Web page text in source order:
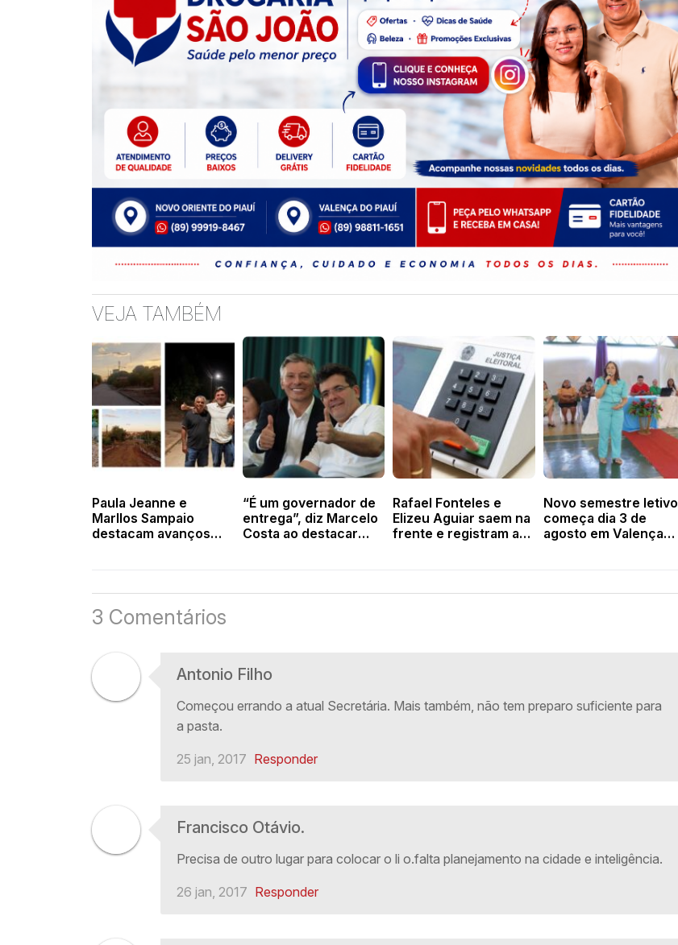
VEJA TAMBÉM
Paula Jeanne e
Marllos Sampaio
destacam avanços
“É um governador de
entrega”, diz Marcelo
Costa ao destacar
Rafael Fonteles e
Elizeu Aguiar saem na
frente e registram as
Novo semestre letivo
começa dia 3 de
agosto em Valença
3 Comentários
Antonio Filho
Começou errando a atual Secretária. Mais também, não tem preparo suficiente para
a pasta.
25 jan, 2017 Responder
Francisco Otávio.
Precisa de outro lugar para colocar o li o.falta planejamento na cidade e inteligência.
26 jan, 2017 Responder